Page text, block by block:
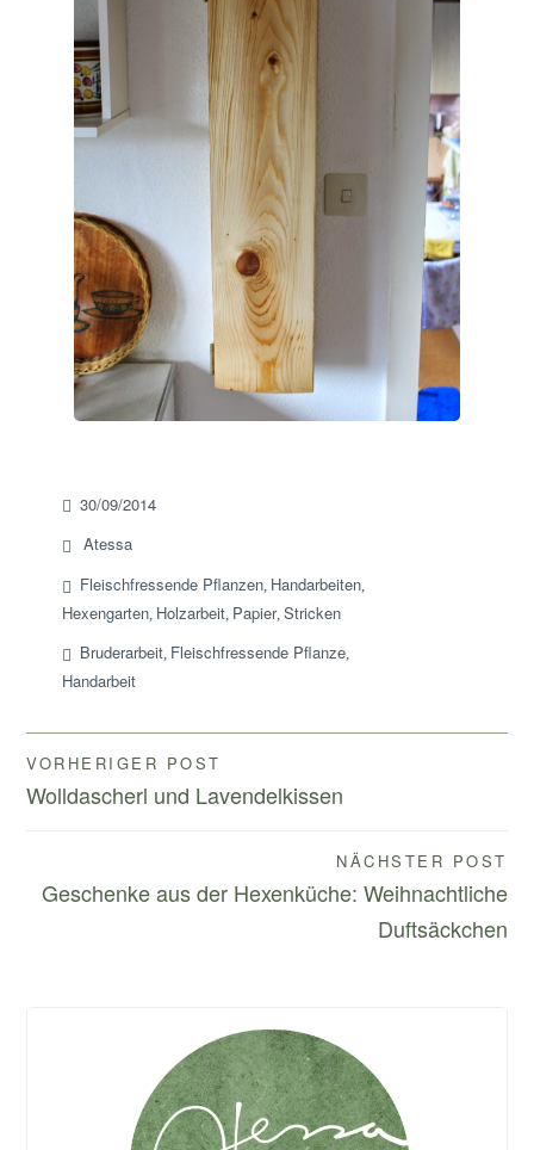
30/09/2014
Atessa
Fleischfressende Pflanzen, Handarbeiten,
Hexengarten Holzarbeit Papier,Stricken
Bruderarbeit, Fleischfressende Pflanze,
Handarbeit
Beitragsnavigation
VORHERIGER POST
Wolldascherl und Lavendelkissen
NÄCHSTER POST
Geschenke aus der Hexenküche: Weihnachtliche
Duftsäckchen